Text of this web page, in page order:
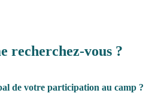
recherchez-vous ?
de votre participation au camp ?